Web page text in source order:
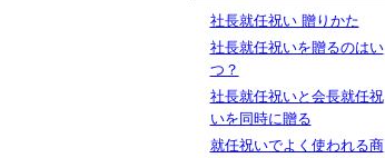
社長就任祝い 贈りかた
社長就任祝いを贈るのはい
つ？
社長就任祝いと会長就任祝
いを同時に贈る
就任祝いでよく使われる商